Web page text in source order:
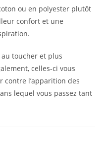
ou en polyester plutôt
confort et une
au toucher et plus
celles-ci vous
l’apparition des
lequel vous passez tant